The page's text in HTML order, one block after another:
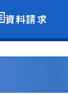
資料請求